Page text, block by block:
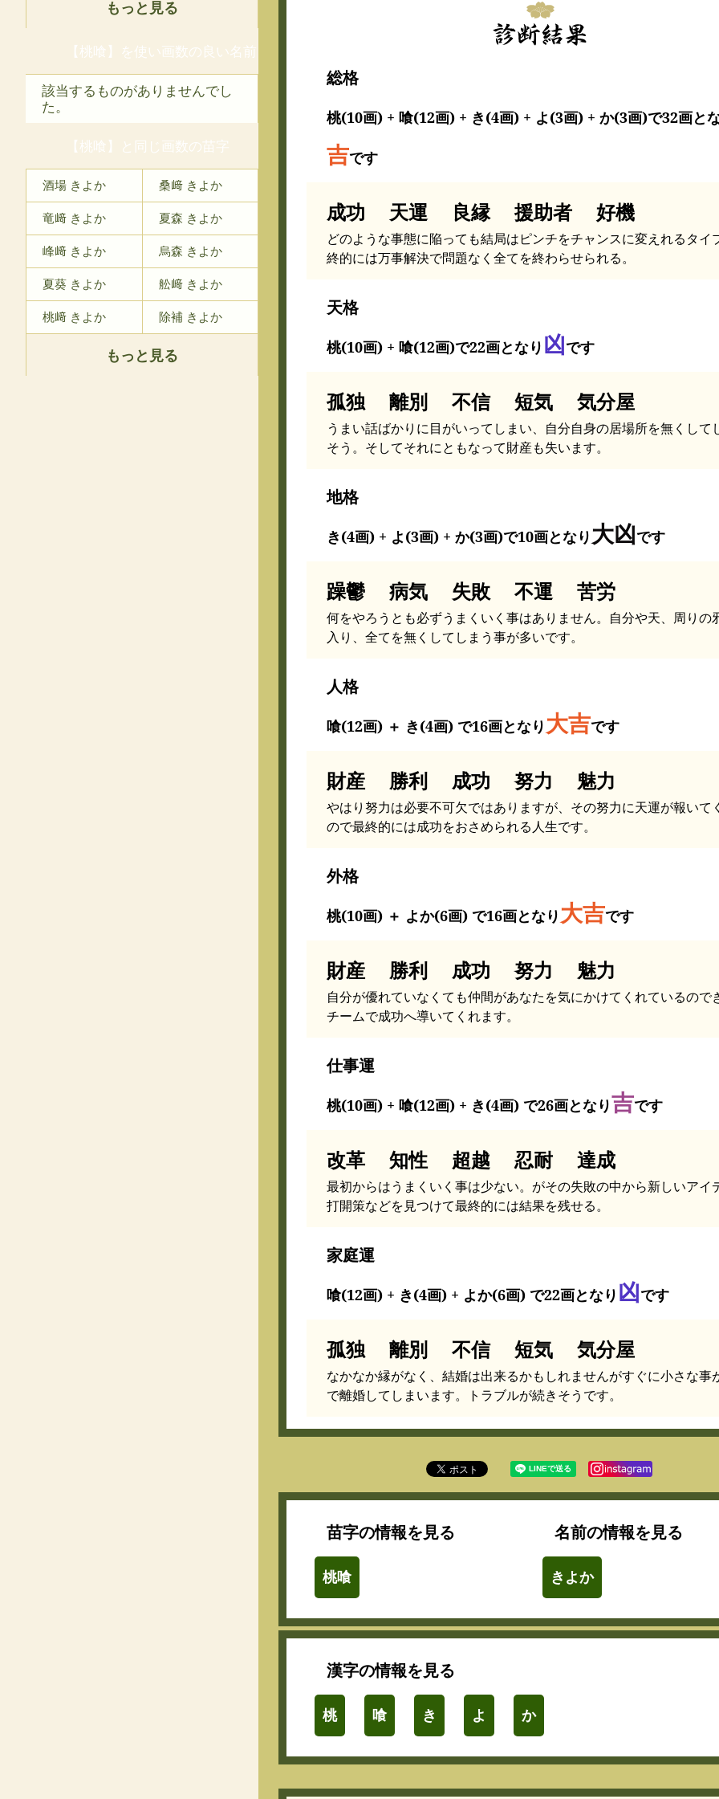
もっと見る
【桃喰】を使い画数の良い名前
該当するものがありませんでし
た。
【桃喰】と同じ画数の苗字
酒場 きよか 桑﨑 きよか
竜﨑 きよか 夏森 きよか
峰﨑 きよか 烏森 きよか
夏葵 きよか 舩﨑 きよか
桃﨑 きよか 除補 きよか
もっと見る
総格
桃(10画) + 喰(12画) + き(4画) + よ(3画) + か(3画)で32画と
吉です
成功 天運 良縁 援助者 好機
どのような事態に陥っても結局はピンチをチャンスに変えれるタイ
終的には万事解決で問題なく全てを終わらせられる。
天格
桃(10画) + 喰(12画)で22画となり 凶です
孤独 離別 不信 短気 気分屋
うまい話ばかりに目がいってしまい、自分自身の居場所を無くして
そう。そしてそれにともなって財産も失います。
地格
き(4画) + よ(3画) + か(3画)で10画となり 大凶です
躁鬱 病気 失敗 不運 苦労
何をやろうとも必ずうまくいく事はありません。自分や天、周りの
入り、全てを無くしてしまう事が多いです。
人格
喰(12画) ＋ き(4画) で16画となり 大吉です
財産 勝利 成功 努力 魅力
やはり努力は必要不可欠ではありますが、その努力に天運が報いて
ので最終的には成功をおさめられる人生です。
外格
桃(10画) ＋ よか(6画) で16画となり 大吉です
財産 勝利 成功 努力 魅力
自分が優れていなくても仲間があなたを気にかけてくれているので
チームで成功へ導いてくれます。
仕事運
桃(10画) + 喰(12画) + き(4画) で26画となり吉です
改革 知性 超越 忍耐 達成
最初からはうまくいく事は少ない。がその失敗の中から新しいアイ
打開策などを見つけて最終的には結果を残せる。
家庭運
喰(12画) + き(4画) + よか(6画) で22画となり 凶です
孤独 離別 不信 短気 気分屋
なかなか縁がなく、結婚は出来るかもしれませんがすぐに小さな事
で離婚してしまいます。トラブルが続きそうです。
苗字の情報を見る
桃喰
名前の情報を見る
きよか
漢字の情報を見る
桃 喰 き よ か